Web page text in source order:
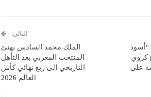
“أسود
كروي
على
التالي
الملك محمد السادس يهنئ
المنتخب المغربي بعد التأهل
التاريخي إلى ربع نهائي كأس
العالم 2026